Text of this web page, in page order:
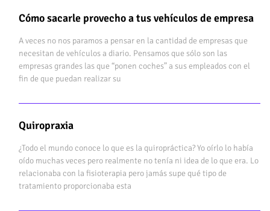
Cómo sacarle provecho a tus vehículos de empresa
A veces no nos paramos a pensar en la cantidad de empresas que
necesitan de vehículos a diario. Pensamos que sólo son las
empresas grandes las que “ponen coches” a sus empleados con el
fin de que puedan realizar su
Quiropraxia
¿Todo el mundo conoce lo que es la quiropráctica? Yo oírlo lo había
oído muchas veces pero realmente no tenía ni idea de lo que era. Lo
relacionaba con la fisioterapia pero jamás supe qué tipo de
tratamiento proporcionaba esta